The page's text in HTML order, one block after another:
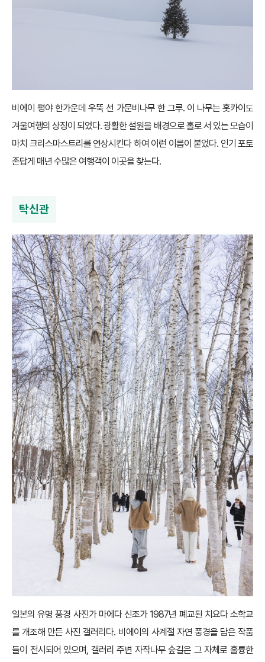
비에이 평야 한가운데 우뚝 선 가문비나무 한 그루. 이 나무는 홋카이도
겨울여행의 상징이 되었다. 광활한 설원을 배경으로 홀로 서 있는 모습이
마치 크리스마스트리를 연상시킨다 하여 이런 이름이 붙었다. 인기 포토
존답게 매년 수많은 여행객이 이곳을 찾는다.
탁신관
일본의 유명 풍경 사진가 마에다 신조가 1987년 폐교된 치요다 소학교
를 개조해 만든 사진 갤러리다. 비에이의 사계절 자연 풍경을 담은 작품
들이 전시되어 있으며, 갤러리 주변 자작나무 숲길은 그 자체로 훌륭한